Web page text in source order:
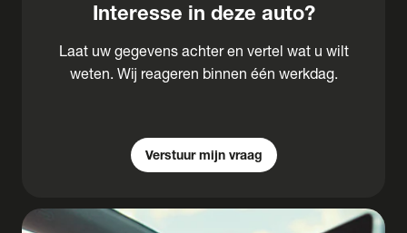
Interesse in deze auto?
Laat uw gegevens achter en vertel wat u wilt
weten. Wij reageren binnen één werkdag.
Verstuur mijn vraag